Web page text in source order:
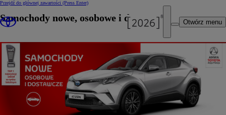
Przejdź do głównej zawartości (Press Enter)
Otwórz menu
Samochody nowe, osobowe i dostawcze